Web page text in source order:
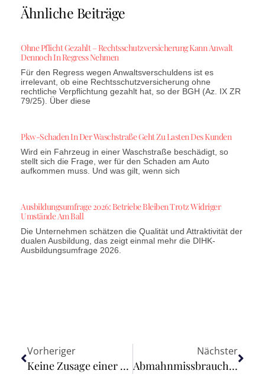
Ähnliche Beiträge
Ohne Pflicht Gezahlt – Rechtsschutzversicherung Kann Anwalt
Dennoch In Regress Nehmen
Für den Regress wegen Anwaltsverschuldens ist es
irrelevant, ob eine Rechtsschutzversicherung ohne
rechtliche Verpflichtung gezahlt hat, so der BGH (Az. IX ZR
79/25). Über diese
Pkw-Schaden In Der Waschstraße Geht Zu Lasten Des Kunden
Wird ein Fahrzeug in einer Waschstraße beschädigt, so
stellt sich die Frage, wer für den Schaden am Auto
aufkommen muss. Und was gilt, wenn sich
Ausbildungsumfrage 2026: Betriebe Bleiben Trotz Widriger
Umstände Am Ball
Die Unternehmen schätzen die Qualität und Attraktivität der
dualen Ausbildung, das zeigt einmal mehr die DIHK-
Ausbildungsumfrage 2026.
Vorheriger
Keine Zusage einer dauerhaften und bezahlten Freistellung – Entscheidung nach Vergleichswiderruf
Nächster
Abmahnmissbrauch: Evaluierungsbericht zu Neuregelungen liegt vor